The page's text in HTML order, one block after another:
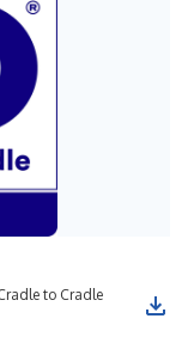
to Cradle